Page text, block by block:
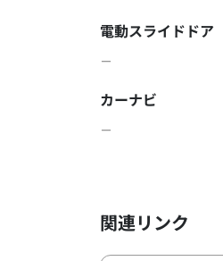
電動スライドドア
－
カーナビ
－
関連リンク